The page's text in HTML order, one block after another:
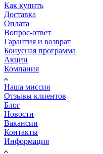
Как купить
Доставка
Оплата
Вопрос-ответ
Гарантия и возврат
Бонусная программа
Акции
Компания
Наша миссия
Отзывы клиентов
Блог
Новости
Вакансии
Контакты
Информация